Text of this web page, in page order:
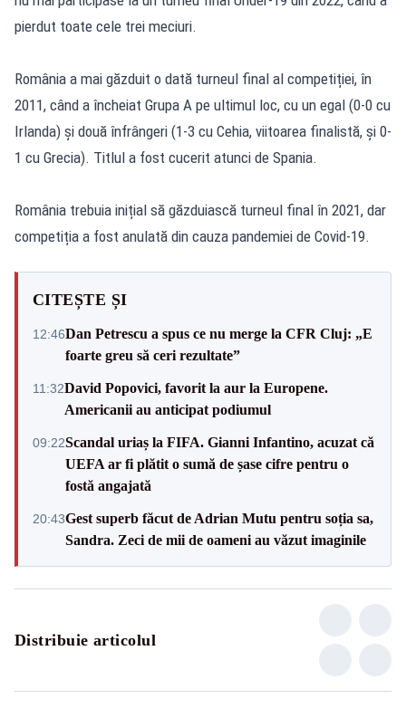
pierdut toate cele trei meciuri.
România a mai găzduit o dată turneul final al competiției, în
2011, când a încheiat Grupa A pe ultimul loc, cu un egal (0-0 cu
Irlanda) și două înfrângeri (1-3 cu Cehia, viitoarea finalistă, și 0-
1 cu Grecia). Titlul a fost cucerit atunci de Spania.
România trebuia inițial să găzduiască turneul final în 2021, dar
competiția a fost anulată din cauza pandemiei de Covid-19.
CITEȘTE ȘI
12:46Dan Petrescu a spus ce nu merge la CFR Cluj: „E
foarte greu să ceri rezultate”
11:32David Popovici, favorit la aur la Europene.
Americanii au anticipat podiumul
09:22Scandal uriaș la FIFA. Gianni Infantino, acuzat că
UEFA ar fi plătit o sumă de șase cifre pentru o
fostă angajată
20:43Gest superb făcut de Adrian Mutu pentru soția sa,
Sandra. Zeci de mii de oameni au văzut imaginile
Distribuie articolul